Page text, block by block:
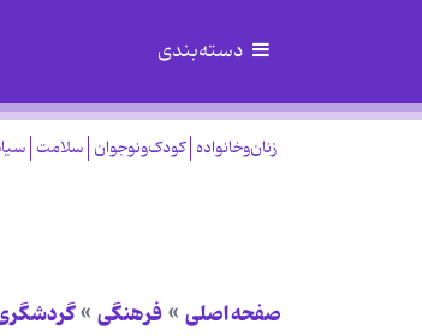
دسته‌بندی
زنان‌وخانواده کودک‌ونوجوان سلامت
صفحه اصلی فرهنگی